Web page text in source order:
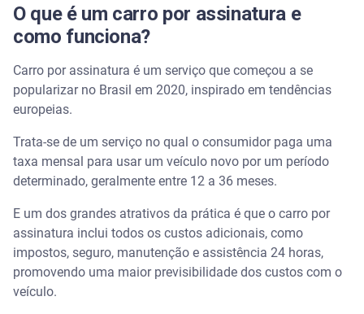
O que é um carro por assinatura e
como funciona?
Carro por assinatura é um serviço que começou a se
popularizar no Brasil em 2020, inspirado em tendências
europeias.
Trata-se de um serviço no qual o consumidor paga uma
taxa mensal para usar um veículo novo por um período
determinado, geralmente entre 12 a 36 meses.
E um dos grandes atrativos da prática é que o carro por
assinatura inclui todos os custos adicionais, como
impostos, seguro, manutenção e assistência 24 horas,
promovendo uma maior previsibilidade dos custos com o
veículo.